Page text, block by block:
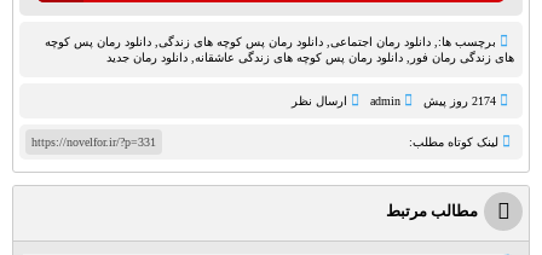
برچسب ها:, دانلود رمان اجتماعی‌, دانلود رمان پس کوچه های زندگی, دانلود رمان پس کوچه
های زندگی رمان فور
دانلود رمان پس کوچه های زندگی عاشقانه, دانلود رمان جدید
2174 روز پيش admin ارسال نظر
https://novelfor.ir/?p=331 لینک کوتاه مطلب:
مطالب مرتبط